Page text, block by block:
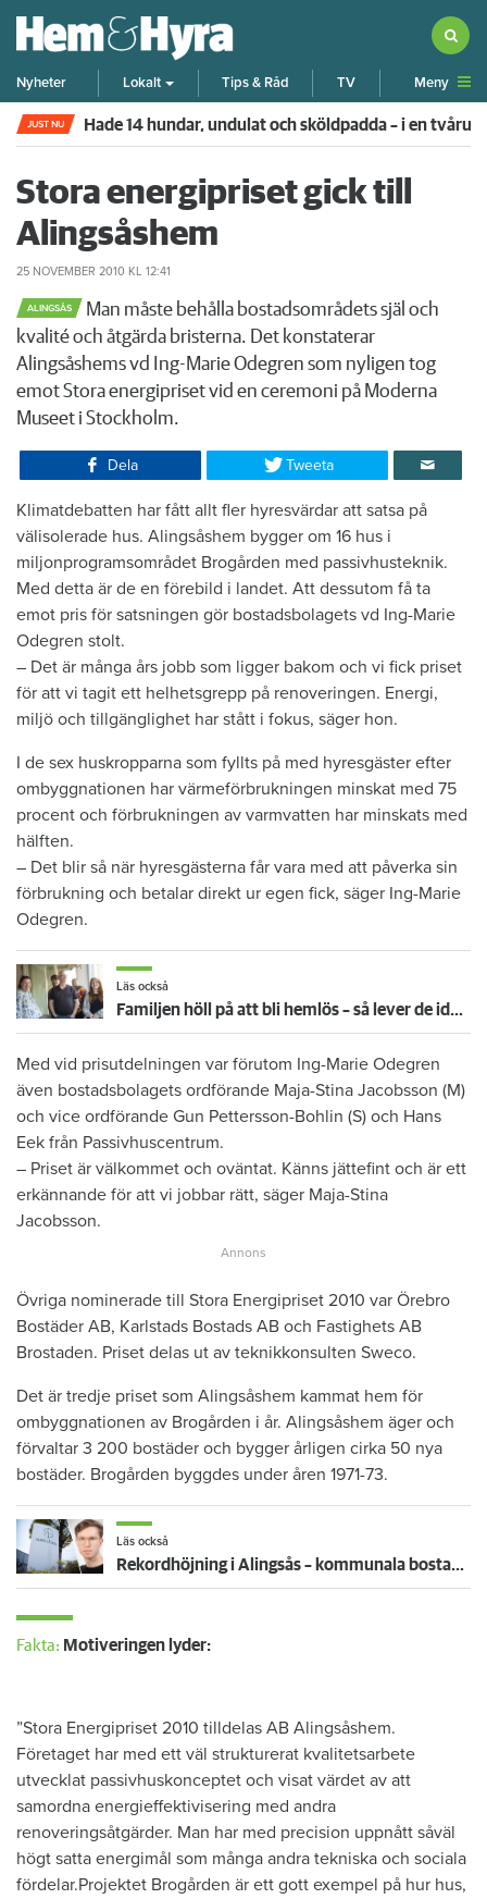
Nyheter Lokalt Tips & Råd TV Meny
JUST NU Hade 14 hundar, undulat och sköldpadda – i en
Stora energipriset gick till
Alingsåshem
25 NOVEMBER 2010 KL 12:41
ALINGSÅS
Man måste behålla bostadsområdets själ och
kvalité och åtgärda bristerna. Det konstaterar
Alingsåshems vd Ing-Marie Odegren som nyligen tog
emot Stora energipriset vid en ceremoni på Moderna
Museet i Stockholm.
Dela Tweeta
​Klimatdebatten har fått allt fler hyresvärdar att satsa på
välisolerade hus. Alingsåshem bygger om 16 hus i
miljonprogramsområdet Brogården med passivhusteknik.
Med detta är de en förebild i landet. Att dessutom få ta
emot pris för satsningen gör bostadsbolagets vd Ing-Marie
Odegren stolt.
– Det är många års jobb som ligger bakom och vi fick priset
för att vi tagit ett helhetsgrepp på renoveringen. Energi,
miljö och tillgänglighet har stått i fokus, säger hon.
I de sex huskropparna som fyllts på med hyresgäster efter
ombyggnationen har värmeförbrukningen minskat med 75
procent och förbrukningen av varmvatten har minskats med
hälften.
– Det blir så när hyresgästerna får vara med att påverka sin
förbrukning och betalar direkt ur egen fick, säger Ing-Marie
Odegren.
Läs också
Familjen höll på att bli hemlös – så lever de idag: "Vi behöver inte vara oroliga längre"
Med vid prisutdelningen var förutom Ing-Marie Odegren
även bostadsbolagets ordförande Maja-Stina Jacobsson (M)
och vice ordförande Gun Pettersson-Bohlin (S) och Hans
Eek från Passivhuscentrum.
– Priset är välkommet och oväntat. Känns jättefint och är ett
erkännande för att vi jobbar rätt, säger Maja-Stina
Jacobsson.
Övriga nominerade till Stora Energipriset 2010 var Örebro
Bostäder AB, Karlstads Bostads AB och Fastighets AB
Brostaden. Priset delas ut av teknikkonsulten Sweco.
Det är tredje priset som Alingsåshem kammat hem för
ombyggnationen av Brogården i år. Alingsåshem äger och
förvaltar 3 200 bostäder och bygger årligen cirka 50 nya
bostäder. Brogården byggdes under åren 1971-73.
Läs också
Rekordhöjning i Alingsås – kommunala bostadsbolaget står för årets hittills största höjning
Fakta: Motiveringen lyder:
”Stora Energipriset 2010 tilldelas AB Alingsåshem.
Företaget har med ett väl strukturerat kvalitetsarbete
utvecklat passivhuskonceptet och visat värdet av att
samordna energieffektivisering med andra
renoveringsåtgärder. Man har med precision uppnått såväl
högt satta energimål som många andra tekniska och sociala
fördelar.Projektet Brogården är ett gott exempel på hur hus,